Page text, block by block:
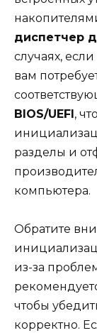
диспетчер
случаях,
вам
BIOS/UEFI,
разделы и
компьютера.
Обратите
из-за
чтобы
корректно.